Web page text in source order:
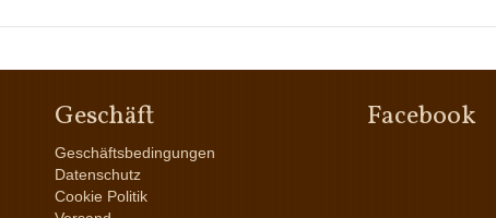
Geschäft
Geschäftsbedingungen
Datenschutz
Cookie Politik
Facebook